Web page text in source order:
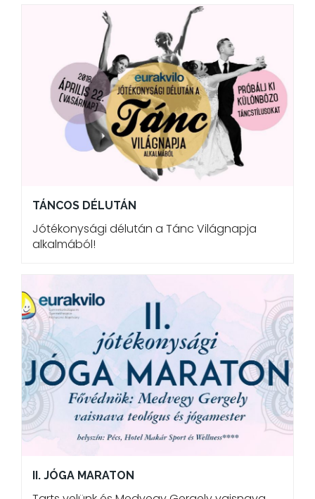
TÁNCOS DÉLUTÁN
Jótékonysági délután a Tánc Világnapja
alkalmából!
II. JÓGA MARATON